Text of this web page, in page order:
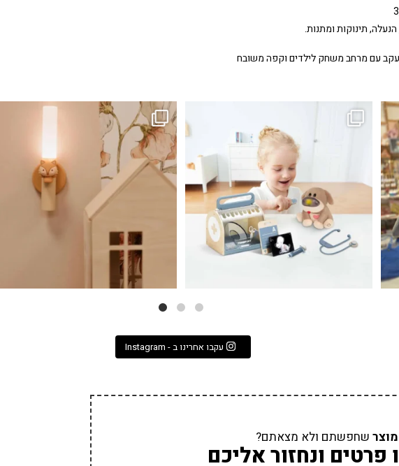
תינוקות ומתנות.
עם מרחב משחק לילדים וקפה משובח
גם פריט עיצובי לחדר, גם מנורת לילה מרגיעה, וגם...
0
7 0
עקבו אחרינו ב - Instagram
מוצר שחפשתם ולא מצאתם?
פרטים ונחזור אליכם